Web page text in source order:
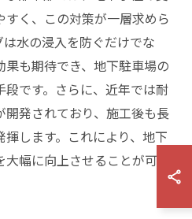
く、この対策が一層求めら
水の浸入を防ぐだけでな
果も期待でき、地下駐車場の
です。さらに、近年では耐
発されており、施工後も長
します。これにより、地下
幅に向上させることが可能